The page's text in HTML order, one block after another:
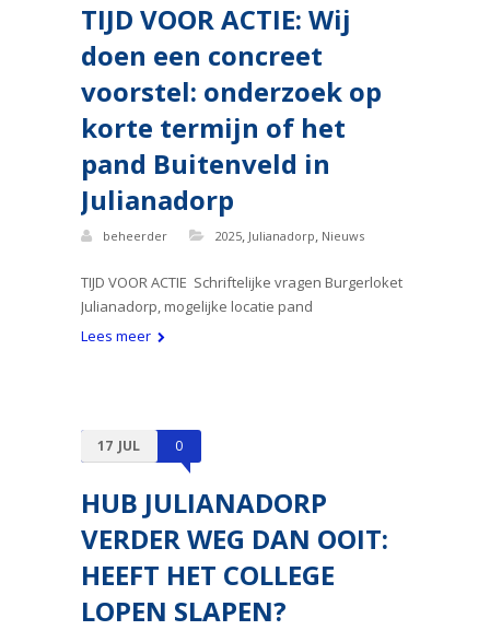
TIJD VOOR ACTIE: Wij
doen een concreet
voorstel: onderzoek op
korte termijn of het
pand Buitenveld in
Julianadorp
beheerder 2025, Julianadorp, Nieuws
TIJD VOOR ACTIE Schriftelijke vragen Burgerloket
Julianadorp, mogelijke locatie pand
Lees meer
17 JUL 0
HUB JULIANADORP
VERDER WEG DAN OOIT:
HEEFT HET COLLEGE
LOPEN SLAPEN?